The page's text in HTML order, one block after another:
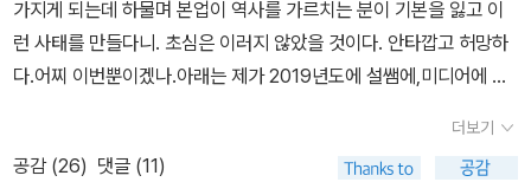
한국도 유럽 약소국들처럼 독립할 수 있을 것이나, 어느 한 나라가 독
점하고 잠식하게 되면 위험하게 될 것이라고 말하고 있다. 그때나 지
금이나 한국이 처한 상황은 본질적으로 달라진 게 없으므로 ‘강대국
간 상호 견제를 통해 한국 독립을 보장받아야 한다’는 박은식의 주장
은 오늘날 대한민국과 조선민주주의인민공화국 두 나라로 나뉘어 끝
다. 전 세계적으로 인기가 없어지긴 했으나 문학, 사학, 철학으로 대표
하는 인문학이야말로 굳이 그것을 전공으로 공부하지 않더라도 평생
을 두고 가까이 해야 할 양식입니다. 당신의 전공과 관계없이 말입니
다. 이건 삼백 년 전에도 그랬고, 삼백 년 후에도 마찬가지일 것입니
다. 나 스스로도 대학에서 이과 전공을 했으니 이렇게 얘기한다고 해
가지게 되는데 하물며 본업이 역사를 가르치는 분이 기본을 잃고 이
런 사태를 만들다니. 초심은 이러지 않았을 것이다. 안타깝고 허망하
다.어찌 이번뿐이겠나.아래는 제가 2019년도에 설쌤에,미디어에 실
왔으리라 본다.의견과 사실은 분명해야되고 전달 또한 명확해야 한
다.---------------------------------------------------------˝
더보기
공감 (26) 댓글 (11)